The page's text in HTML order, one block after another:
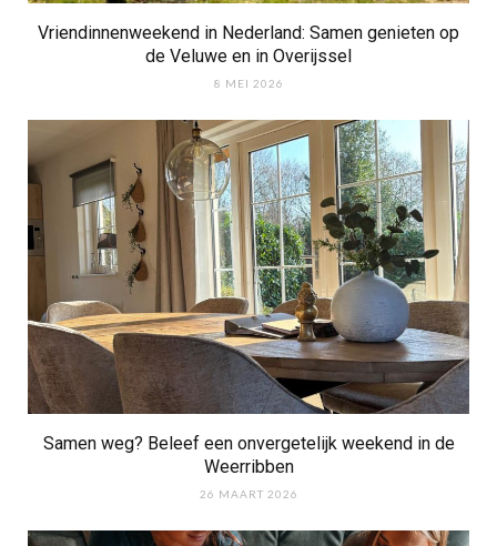
Vriendinnenweekend in Nederland: Samen genieten op
de Veluwe en in Overijssel
8 MEI 2026
Samen weg? Beleef een onvergetelijk weekend in de
Weerribben
26 MAART 2026